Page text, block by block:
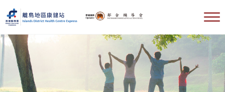
跳到主要内容
跳到标题右侧导航
跳到标题导航后
跳到网站页脚
離島地區康健站 Islands DHC Express
选